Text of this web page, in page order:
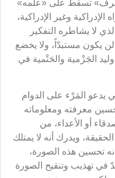
تسقط على «علمه»
وغير الإدراكية،
لا يشاطره التفكير
يكون مستبدّاً، ولا يخضع
الجَزْمية والحَتْمية في
يدعو المَرْء على الدوام
معرفته ومعلوماته
أو الأعداء، من
ويدرك أنه لا يمتلك
تحسين هذه الصورة،
في تهذيب وتنقيح الصورة